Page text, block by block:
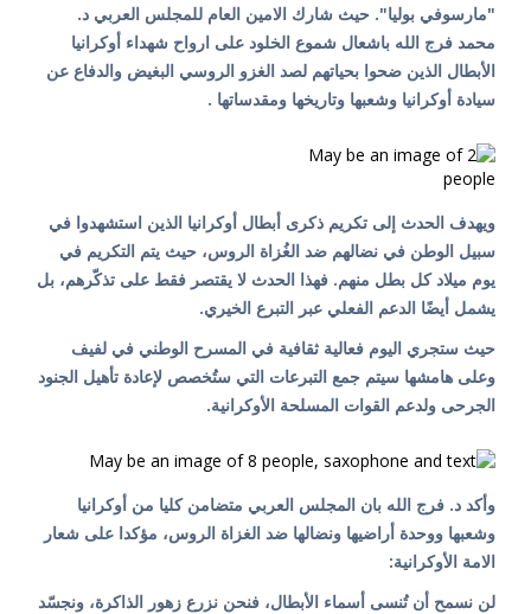
"مارسوفي بوليا". حيث شارك الامين العام للمجلس العربي د.
محمد فرج الله باشعال شموع الخلود على ارواح شهداء أوكرانيا
الأبطال الذين ضحوا بحياتهم لصد الغزو الروسي البغيض والدفاع عن
سيادة أوكرانيا وشعبها وتاريخها ومقدساتها .
ويهدف الحدث إلى تكريم ذكرى أبطال أوكرانيا الذين استشهدوا في
سبيل الوطن في نضالهم ضد الغُزاة الروس، حيث يتم التكريم في
يوم ميلاد كل بطل منهم. فهذا الحدث لا يقتصر فقط على تذكّرهم، بل
يشمل أيضًا الدعم الفعلي عبر التبرع الخيري.
حيث ستجري اليوم فعالية ثقافية في المسرح الوطني في لفيف
وعلى هامشها سيتم جمع التبرعات التي ستُخصص لإعادة تأهيل الجنود
الجرحى ولدعم القوات المسلحة الأوكرانية.
وأكد د. فرج الله بان المجلس العربي متضامن كليا من أوكرانيا
وشعبها ووحدة أراضيها ونضالها ضد الغزاة الروس، مؤكدا على شعار
الامة الأوكرانية:
لن نسمح أن تُنسى أسماء الأبطال، فنحن نزرع زهور الذاكرة، ونجسّد